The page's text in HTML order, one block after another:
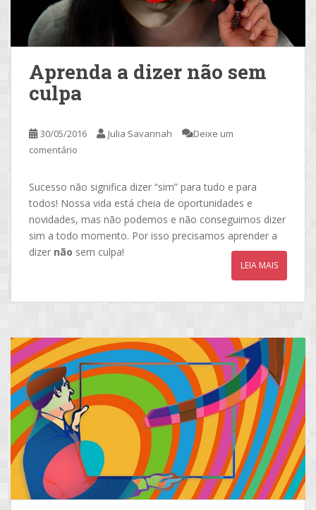
Aprenda a dizer não sem
culpa
30/05/2016 Julia Savannah
Deixe um
comentário
Sucesso não significa dizer “sim” para tudo e para
todos! Nossa vida está cheia de oportunidades e
novidades, mas não podemos e não conseguimos dizer
sim a todo momento. Por isso precisamos aprender a
dizer não sem culpa!
LEIA MAIS